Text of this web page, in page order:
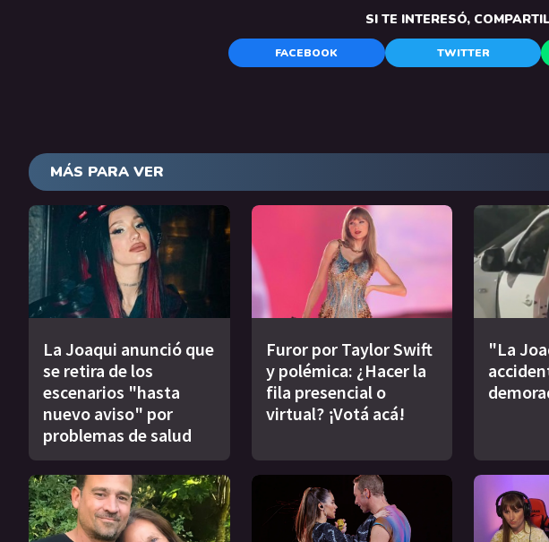
SI TE INTERESÓ,
FACEBOOK TWITTER
MÁS PARA VER
La Joaqui anunció que
se retira de los
escenarios "hasta
nuevo aviso" por
problemas de salud
Furor por Taylor Swift
y polémica: ¿Hacer la
fila presencial o
virtual? ¡Votá acá!
"La